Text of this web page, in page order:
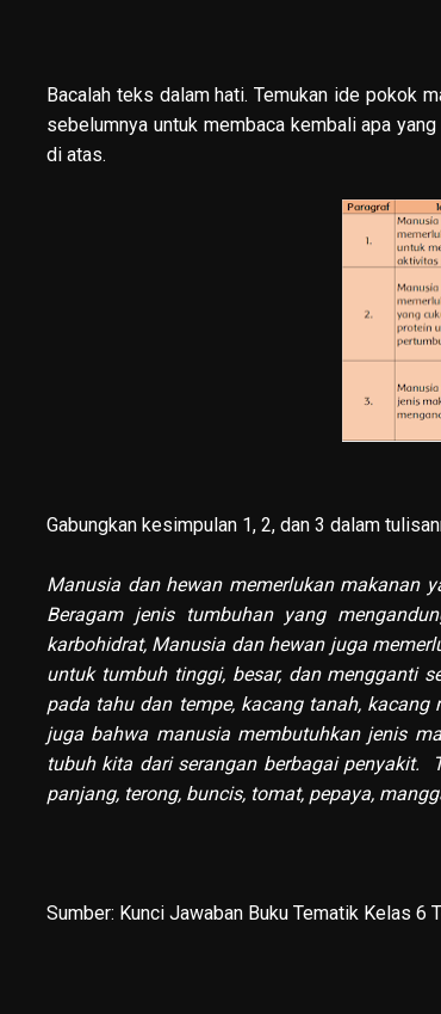
Bacalah teks dalam hati. Temukan ide pokok
sebelumnya untuk membaca kembali apa
di atas.
Gabungkan kesimpulan 1, 2, dan 3 dalam
Manusia dan hewan memerlukan makanan
Beragam jenis tumbuhan yang
karbohidrat, Manusia dan hewan juga
untuk tumbuh tinggi, besar, dan mengganti
pada tahu dan tempe, kacang tanah,
juga bahwa manusia membutuhkan jenis
tubuh kita dari serangan berbagai penyakit.
panjang, terong, buncis, tomat, pepaya,
Sumber: Kunci Jawaban Buku Tematik Kelas 6